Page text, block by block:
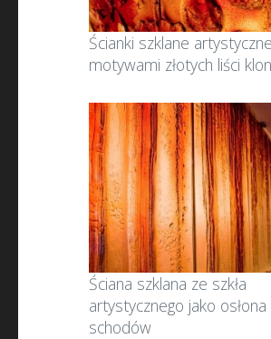
Ścianki szklane
motywami złotych liści
Ściana szklana ze szkła
artystycznego jako osłona
schodów